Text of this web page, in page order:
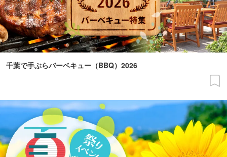
千葉で手ぶらバーベキュー（BBQ）2026